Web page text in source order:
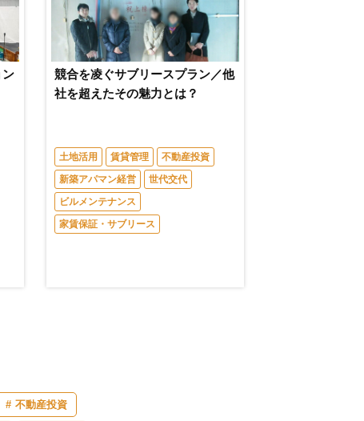
ン
競合を凌ぐサブリースプラン／他
社を超えたその魅力とは？
土地活用 賃貸管理
不動産投資
新築アパマン経営
世代交代
ビルメンテナンス
家賃保証・サブリース
不動産投資